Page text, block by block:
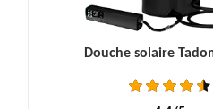
Douche solaire